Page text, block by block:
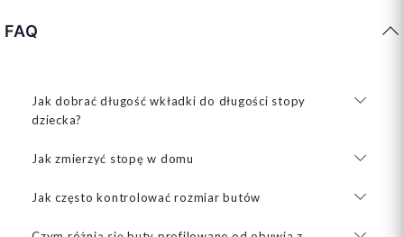
FAQ
Jak dobrać długość wkładki do długości stopy
dziecka?
Jak zmierzyć stopę w domu
Jak często kontrolować rozmiar butów